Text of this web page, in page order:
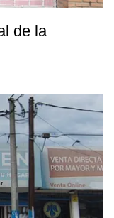
de la